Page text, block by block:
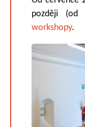
později (od
workshopy.